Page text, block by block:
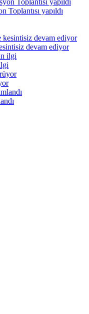
yapıldı
devam ediyor